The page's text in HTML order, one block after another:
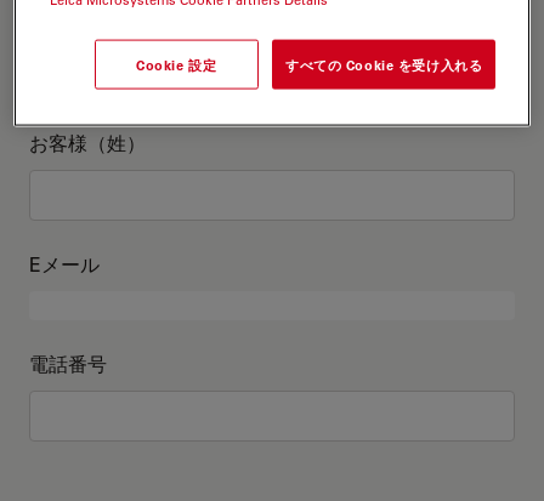
お客様（姓）
Eメール
電話番号
Cookie 設定 すべての Cookie を受け入れる